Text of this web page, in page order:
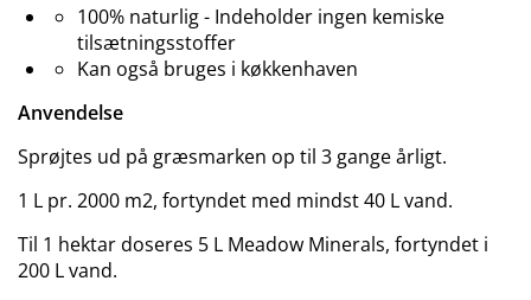
100% naturlig - Indeholder ingen kemiske
tilsætningsstoffer
Kan også bruges i køkkenhaven
Anvendelse
Sprøjtes ud på græsmarken op til 3 gange årligt.
1 L pr. 2000 m2, fortyndet med mindst 40 L vand.
Til 1 hektar doseres 5 L Meadow Minerals, fortyndet i
200 L vand.